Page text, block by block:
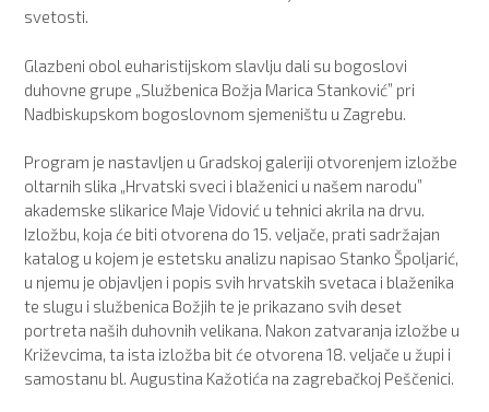
svetosti.
Glazbeni obol euharistijskom slavlju dali su bogoslovi
duhovne grupe „Službenica Božja Marica Stanković” pri
Nadbiskupskom bogoslovnom sjemeništu u Zagrebu.
Program je nastavljen u Gradskoj galeriji otvorenjem izložbe
oltarnih slika „Hrvatski sveci i blaženici u našem narodu”
akademske slikarice Maje Vidović u tehnici akrila na drvu.
Izložbu, koja će biti otvorena do 15. veljače, prati sadržajan
katalog u kojem je estetsku analizu napisao Stanko Špoljarić,
u njemu je objavljen i popis svih hrvatskih svetaca i blaženika
te slugu i službenica Božjih te je prikazano svih deset
portreta naših duhovnih velikana. Nakon zatvaranja izložbe u
Križevcima, ta ista izložba bit će otvorena 18. veljače u župi i
samostanu bl. Augustina Kažotića na zagrebačkoj Peščenici.